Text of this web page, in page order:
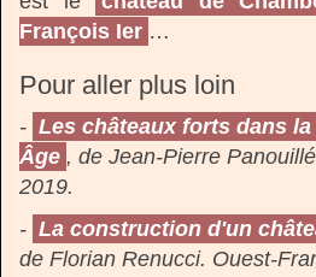
François Ier …
Pour aller plus loin
- Les châteaux forts dans
Âge , de Jean-Pierre
2019.
- La construction d'un
de Florian Renucci. Ouest-